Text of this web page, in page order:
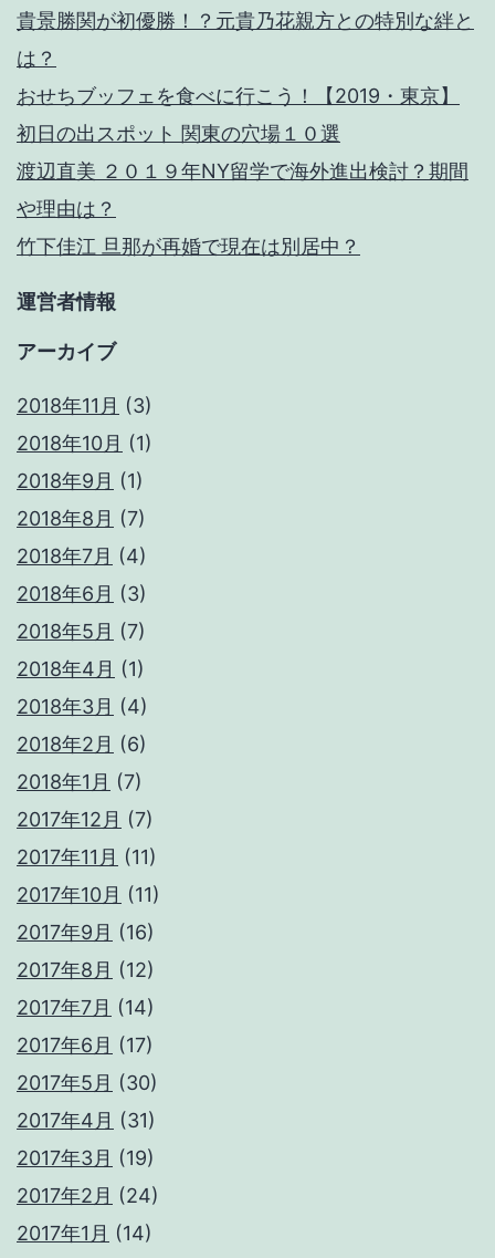
貴景勝関が初優勝！？元貴乃花親方との特別な絆と
は？
おせちブッフェを食べに行こう！【2019・東京】
初日の出スポット 関東の穴場１０選
渡辺直美 ２０１９年NY留学で海外進出検討？期間
や理由は？
竹下佳江 旦那が再婚で現在は別居中？
運営者情報
アーカイブ
2018年11月 (3)
2018年10月 (1)
2018年9月 (1)
2018年8月 (7)
2018年7月 (4)
2018年6月 (3)
2018年5月 (7)
2018年4月 (1)
2018年3月 (4)
2018年2月 (6)
2018年1月 (7)
2017年12月 (7)
2017年11月 (11)
2017年10月 (11)
2017年9月 (16)
2017年8月 (12)
2017年7月 (14)
2017年6月 (17)
2017年5月 (30)
2017年4月 (31)
2017年3月 (19)
2017年2月 (24)
2017年1月 (14)